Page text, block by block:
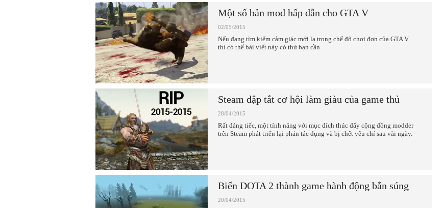
Một số bản mod hấp dẫn cho GTA V
02/05/2015
Nếu đang tìm kiếm cảm giác mới lạ trong chế độ chơi đơn của GTA V
thì có thể bài viết này có thứ bạn cần.
Steam dập tắt cơ hội làm giàu của game thủ
28/04/2015
Rất đáng tiếc, một tính năng với mục đích thúc đẩy cộng đồng modder
trên Steam phát triển lại phản tác dụng và bị chết yểu chỉ sau vài ngày.
Biến DOTA 2 thành game hành động bắn súng
20/04/2015